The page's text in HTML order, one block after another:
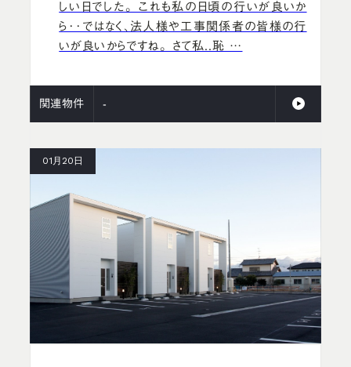
しい日でした。 これも私の日頃の行いが良いか
ら･･ではなく、法人様や工事関係者の皆様の行
いが良いからですね。 さて私..恥 …
関連物件 -
01月20日